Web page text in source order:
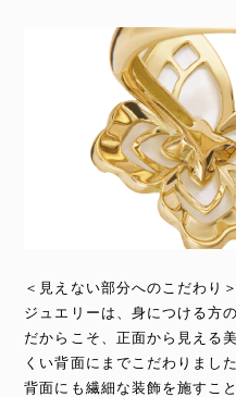
＜見えない部分へのこだわり＞
ジュエリーは、身につける方
だからこそ、正面から見える
くい背面にまでこだわりました
背面にも繊細な装飾を施すこ